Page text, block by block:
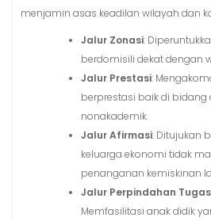
menjamin asas keadilan wilayah dan
Jalur Zonasi:
berdomisili dekat dengan
Jalur Prestasi:
berprestasi baik di
nonakademik.
Jalur Afirmasi: Ditujukan
keluarga ekonomi tidak
penanganan kemiskinan
Jalur Perpindahan
Memfasilitasi anak didik